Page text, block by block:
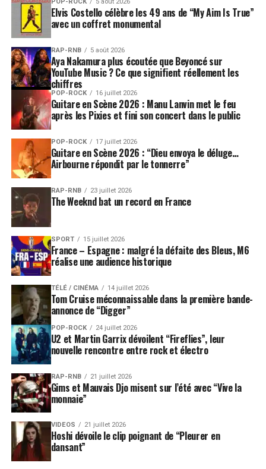
Elvis Costello célèbre les 49 ans de “My Aim Is True”
avec un coffret monumental
RAP-RNB 5 août 2026
Aya Nakamura plus écoutée que Beyoncé sur
YouTube Music ? Ce que signifient réellement les
chiffres
POP-ROCK 16 juillet 2026
Guitare en Scène 2026 : Manu Lanvin met le feu
après les Pixies et fini son concert dans le public
POP-ROCK 17 juillet 2026
Guitare en Scène 2026 : “Dieu envoya le déluge…
Airbourne répondit par le tonnerre”
RAP-RNB 23 juillet 2026
The Weeknd bat un record en France
SPORT 15 juillet 2026
France – Espagne : malgré la défaite des Bleus, M6
réalise une audience historique
TÉLÉ / CINÉMA 14 juillet 2026
Tom Cruise méconnaissable dans la première bande-
annonce de “Digger”
POP-ROCK 24 juillet 2026
U2 et Martin Garrix dévoilent “Fireflies”, leur
nouvelle rencontre entre rock et électro
RAP-RNB 21 juillet 2026
Gims et Mauvais Djo misent sur l’été avec “Vive la
monnaie”
VIDEOS 21 juillet 2026
Hoshi dévoile le clip poignant de “Pleurer en
dansant”